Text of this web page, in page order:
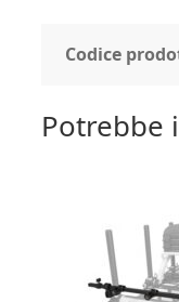
Codice
Potrebbe